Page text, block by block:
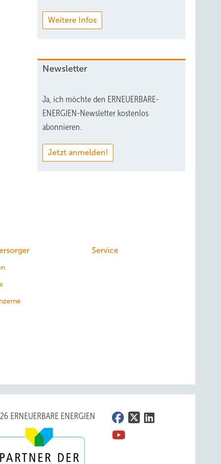
Weitere Infos
Newsletter
Ja, ich möchte den ERNEUERBARE-
ENERGIEN-Newsletter kostenlos
abonnieren.
Jetzt anmelden!
Service
ERNEUERBARE ENERGIEN